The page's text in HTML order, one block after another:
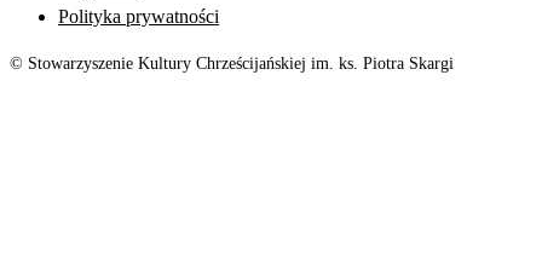
Polityka prywatności
© Stowarzyszenie Kultury Chrześcijańskiej im. ks. Piotra Skargi